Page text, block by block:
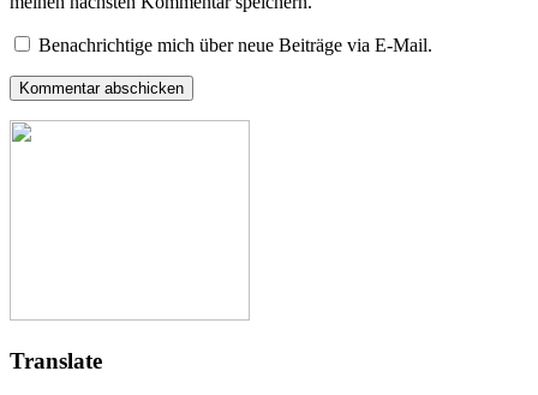
Benachrichtige mich über neue Beiträge via E-Mail.
Translate